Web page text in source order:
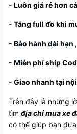
- Luôn giá rẻ hơn
- Tăng full đồ khi
- Bảo hành dài hạn
- Miễn phí ship
- Giao nhanh tại
Trên đây là những
tìm địa chỉ mua xe
có thể giúp bạn